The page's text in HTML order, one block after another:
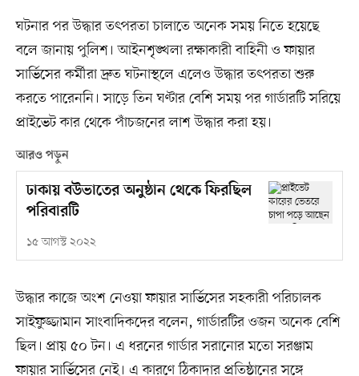
ঘটনার পর উদ্ধার তৎপরতা চালাতে অনেক সময় নিতে হয়েছে
বলে জানায় পুলিশ। আইনশৃঙ্খলা রক্ষাকারী বাহিনী ও ফায়ার
সার্ভিসের কর্মীরা দ্রুত ঘটনাস্থলে এলেও উদ্ধার তৎপরতা শুরু
করতে পারেননি। সাড়ে তিন ঘণ্টার বেশি সময় পর গার্ডারটি সরিয়ে
প্রাইভেট কার থেকে পাঁচজনের লাশ উদ্ধার করা হয়।
আরও পড়ুন
ঢাকায় বউভাতের অনুষ্ঠান থেকে ফিরছিল
পরিবারটি
১৫ আগস্ট ২০২২
উদ্ধার কাজে অংশ নেওয়া ফায়ার সার্ভিসের সহকারী পরিচালক
সাইফুজ্জামান সাংবাদিকদের বলেন, গার্ডারটির ওজন অনেক বেশি
ছিল। প্রায় ৫০ টন। এ ধরনের গার্ডার সরানোর মতো সরঞ্জাম
ফায়ার সার্ভিসের নেই। এ কারণে ঠিকাদার প্রতিষ্ঠানের সঙ্গে